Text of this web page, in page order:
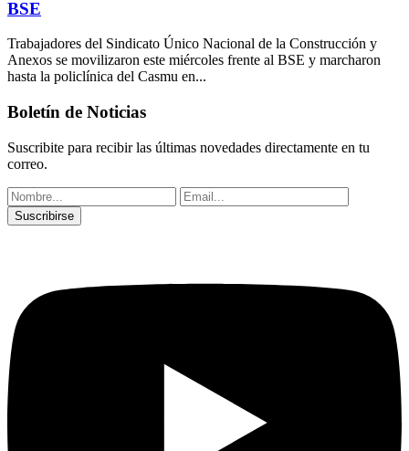
BSE
Trabajadores del Sindicato Único Nacional de la Construcción y
Anexos se movilizaron este miércoles frente al BSE y marcharon
hasta la policlínica del Casmu en...
Boletín de Noticias
Suscribite para recibir las últimas novedades directamente en tu
correo.
Suscribirse